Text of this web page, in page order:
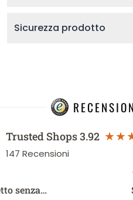
Sicurezza prodotto
Trusted Shops3.92
147 Recensioni
senza…